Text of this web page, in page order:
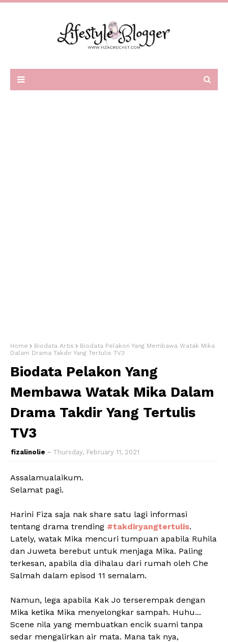
Home Biodata Artis
Biodata Pelakon Yang Membawa Watak Mika
Dalam Drama Takdir Yang Tertulis TV3
Biodata Pelakon Yang
Membawa Watak Mika Dalam
Drama Takdir Yang Tertulis
TV3
fizalinolie Thursday, February 11, 2021
Assalamualaikum.
Selamat pagi.
Harini Fiza saja nak share satu lagi informasi
tentang drama trending #takdiryangtertulis.
Lately, watak Mika mencuri tumpuan apabila Ruhila
dan Juweta berebut untuk menjaga Mika. Paling
terkesan, apabila dia dihalau dari rumah oleh Che
Salmah dalam episod 11 semalam.
Namun, lega apabila Kak Jo terserempak dengan
Mika ketika Mika menyelongkar sampah. Huhu...
Scene nila yang membuatkan encik suami tanpa
sedar mengalirkan air mata. Mana tak nya,